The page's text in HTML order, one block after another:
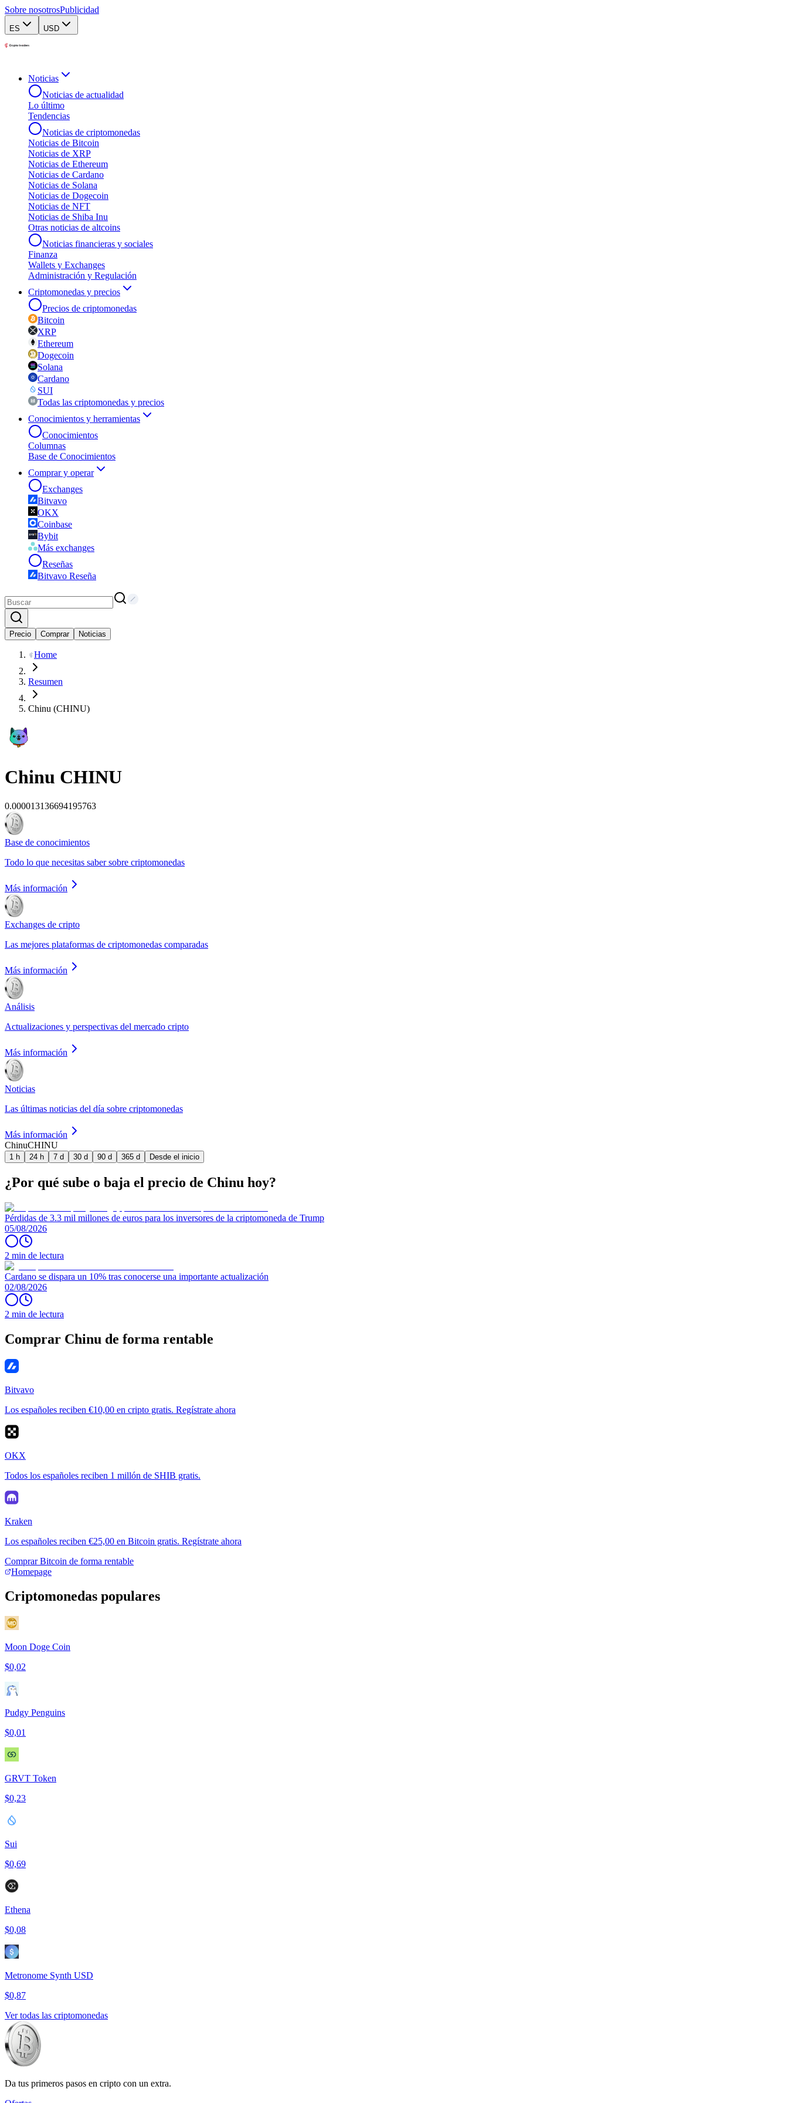
Sobre nosotrosPublicidad
ES USD
Noticias
Noticias de actualidad
Lo último
Tendencias
Noticias de criptomonedas
Noticias de Bitcoin
Noticias de XRP
Noticias de Ethereum
Noticias de Cardano
Noticias de Solana
Noticias de Dogecoin
Noticias de NFT
Noticias de Shiba Inu
Otras noticias de altcoins
Noticias financieras y sociales
Finanza
Wallets y Exchanges
Administración y Regulación
Criptomonedas y precios
Precios de criptomonedas
Bitcoin
XRP
Ethereum
Dogecoin
Solana
Cardano
SUI
Todas las criptomonedas y precios
Conocimientos y herramientas
Conocimientos
Columnas
Base de Conocimientos
Comprar y operar
Exchanges
Bitvavo
OKX
Coinbase
Bybit
Más exchanges
Reseñas
Bitvavo Reseña
Precio Comprar Noticias
Home
Resumen
Chinu (CHINU)
Chinu CHINU
0.000013136694195763
Base de conocimientos
Todo lo que necesitas saber sobre criptomonedas
Más información
Exchanges de cripto
Las mejores plataformas de criptomonedas comparadas
Más información
Análisis
Actualizaciones y perspectivas del mercado cripto
Más información
Noticias
Las últimas noticias del día sobre criptomonedas
Más información
ChinuCHINU
1 h 24 h 7 d 30 d 90 d 365 d Desde el inicio
¿Por qué sube o baja el precio de Chinu hoy?
Pérdidas de 3.3 mil millones de euros para los inversores de la criptomoneda de Trump
05/08/2026
2 min de lectura
Cardano se dispara un 10% tras conocerse una importante actualización
02/08/2026
2 min de lectura
Comprar Chinu de forma rentable
Bitvavo
Los españoles reciben €10,00 en cripto gratis. Regístrate ahora
OKX
Todos los españoles reciben 1 millón de SHIB gratis.
Kraken
Los españoles reciben €25,00 en Bitcoin gratis. Regístrate ahora
Comprar Bitcoin de forma rentable
Homepage
Criptomonedas populares
Moon Doge Coin
$0,02
Pudgy Penguins
$0,01
GRVT Token
$0,23
Sui
$0,69
Ethena
$0,08
Metronome Synth USD
$0,87
Ver todas las criptomonedas
Da tus primeros pasos en cripto con un extra.